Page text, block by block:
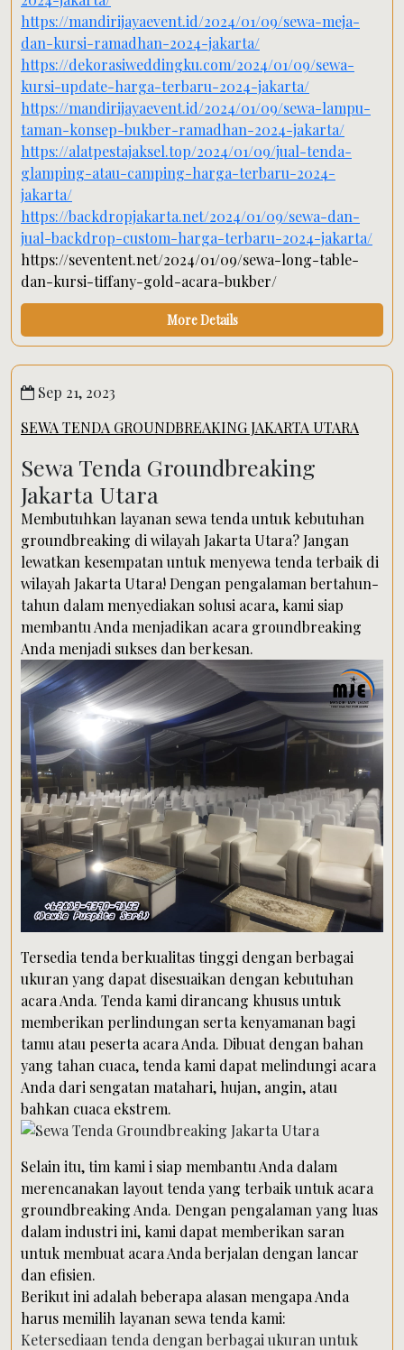
https://mandirijayaevent.id/2024/01/09/sewa-meja-
dan-kursi-ramadhan-2024-jakarta/
https://dekorasiweddingku.com/2024/01/09/sewa-
kursi-update-harga-terbaru-2024-jakarta/
https://mandirijayaevent.id/2024/01/09/sewa-lampu-
taman-konsep-bukber-ramadhan-2024-jakarta/
https://alatpestajaksel.top/2024/01/09/jual-tenda-
glamping-atau-camping-harga-terbaru-2024-
jakarta/
https://backdropjakarta.net/2024/01/09/sewa-dan-
jual-backdrop-custom-harga-terbaru-2024-jakarta/
https://seventent.net/2024/01/09/sewa-long-table-
dan-kursi-tiffany-gold-acara-bukber/
More Details
Sep 21, 2023
SEWA TENDA GROUNDBREAKING JAKARTA UTARA
Sewa Tenda Groundbreaking
Jakarta Utara
Membutuhkan layanan sewa tenda untuk kebutuhan
groundbreaking di wilayah Jakarta Utara? Jangan
lewatkan kesempatan untuk menyewa tenda terbaik di
wilayah Jakarta Utara! Dengan pengalaman bertahun-
tahun dalam menyediakan solusi acara, kami siap
membantu Anda menjadikan acara groundbreaking
Anda menjadi sukses dan berkesan.
Tersedia tenda berkualitas tinggi dengan berbagai
ukuran yang dapat disesuaikan dengan kebutuhan
acara Anda. Tenda kami dirancang khusus untuk
memberikan perlindungan serta kenyamanan bagi
tamu atau peserta acara Anda. Dibuat dengan bahan
yang tahan cuaca, tenda kami dapat melindungi acara
Anda dari sengatan matahari, hujan, angin, atau
bahkan cuaca ekstrem.
Selain itu, tim kami i siap membantu Anda dalam
merencanakan layout tenda yang terbaik untuk acara
groundbreaking Anda. Dengan pengalaman yang luas
dalam industri ini, kami dapat memberikan saran
untuk membuat acara Anda berjalan dengan lancar
dan efisien.
Berikut ini adalah beberapa alasan mengapa Anda
harus memilih layanan sewa tenda kami:
Ketersediaan tenda dengan berbagai ukuran untuk